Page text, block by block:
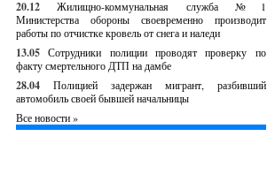
20.12
Жилищно-коммунальная служба №1
Министерства обороны своевременно производит
работы по отчистке кровель от снега и наледи
13.05 Сотрудники полиции проводят проверку по
факту смертельного ДТП на дамбе
28.04
Полицией задержан мигрант, разбивший
автомобиль своей бывшей начальницы
Все новости »